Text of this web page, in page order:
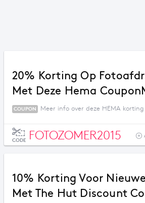
20% Korting Op
Met Deze Hema
COUPON Meer info over deze HEMA korting
CODE FOTOZOMER2015
10% Korting Voor
Met The Hut Discount